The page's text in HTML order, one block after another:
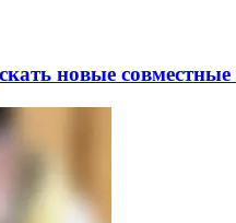
новые совместные